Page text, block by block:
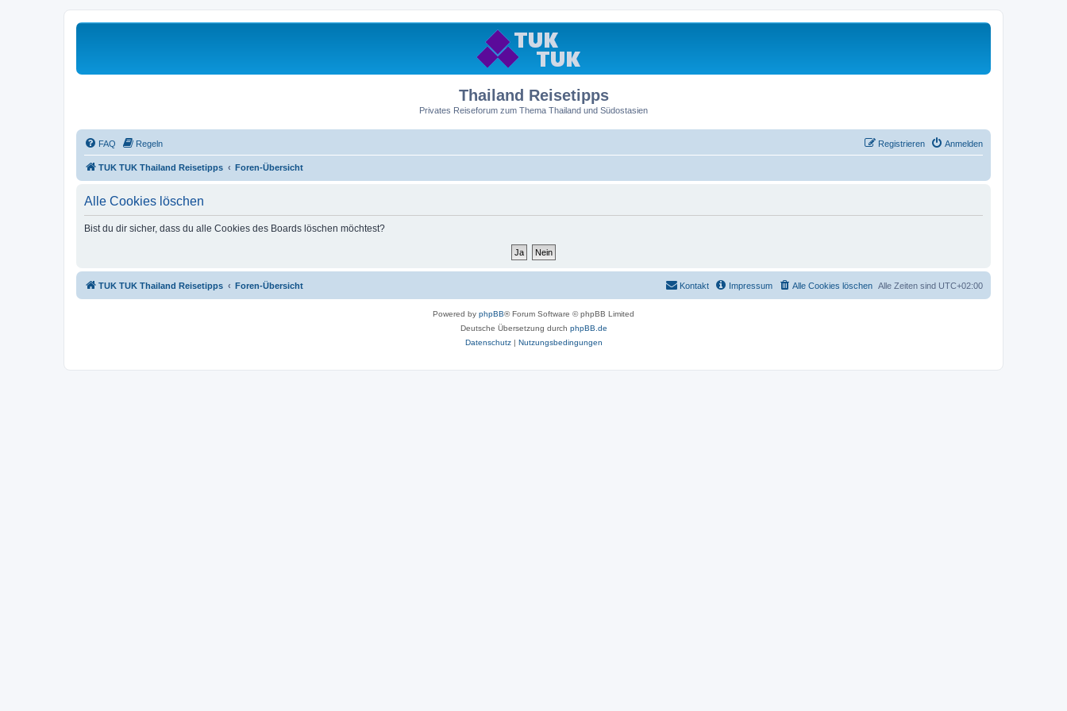
Thailand Reisetipps
Privates Reiseforum zum Thema Thailand und Südostasien
FAQ Regeln Anmelden
Registrieren
TUK TUK Thailand Reisetipps Foren-Übersicht
Alle Cookies löschen
Bist du dir sicher, dass du alle Cookies des Boards löschen möchtest?
TUK TUK Thailand Reisetipps Foren-Übersicht Alle Zeiten sind UTC+02:00
Alle Cookies löschen
Impressum
Kontakt
Powered by phpBB® Forum Software © phpBB Limited
Deutsche Übersetzung durch phpBB.de
Datenschutz| Nutzungsbedingungen